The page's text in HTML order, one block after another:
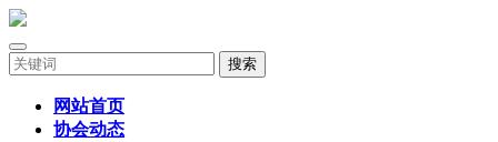
搜索
网站首页
协会动态